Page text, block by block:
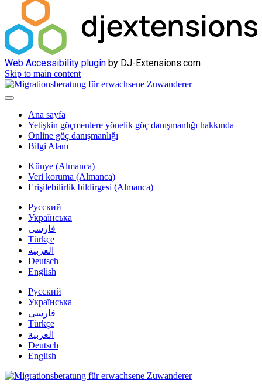
Web Accessibility plugin by DJ-Extensions.com
Skip to main content
Ana sayfa
Yetişkin göçmenlere yönelik göç danışmanlığı hakkında
Online göç danışmanlığı
Bilgi Alanı
Künye (Almanca)
Veri koruma (Almanca)
Erişilebilirlik bildirgesi (Almanca)
Русский
Українська
فارسی
Türkçe
العربية
Deutsch
English
Русский
Українська
فارسی
Türkçe
العربية
Deutsch
English